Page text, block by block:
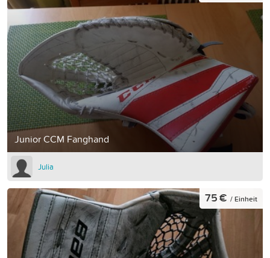
Junior CCM Fanghand
Julia
75 € / Einheit